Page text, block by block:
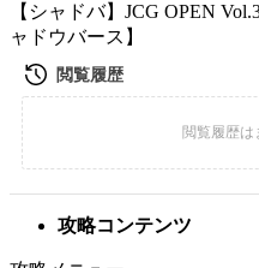
【シャドバ】JCG OPEN
ャドウバース】
攻略コンテンツ